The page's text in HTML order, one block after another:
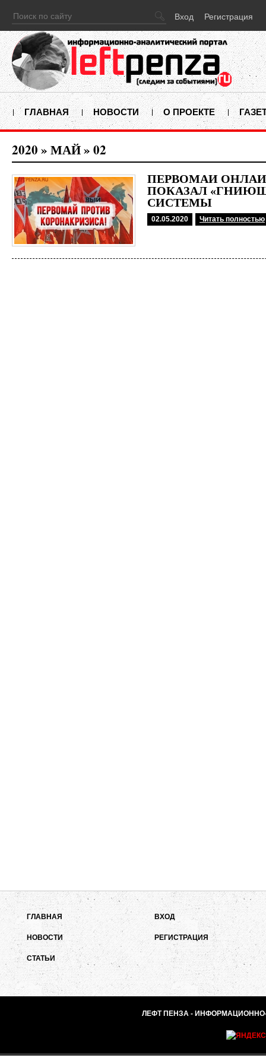
Вход Регистрация
ГЛАВНАЯ НОВОСТИ О ПРОЕКТЕ
2020 » МАЙ» 02
ПЕРВОМАЙ
ПОКАЗАЛ
СИСТЕМЫ
02.05.2020 Читать полностью
ГЛАВНАЯ
НОВОСТИ
СТАТЬИ
ВХОД
РЕГИСТРАЦИЯ
ЛЕФТ ПЕНЗА - ИНФОРМАЦИОННО-